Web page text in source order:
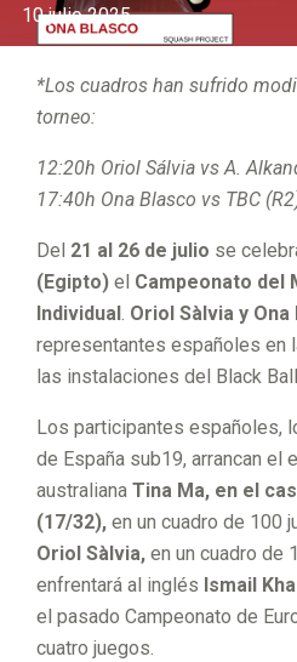
10 julio 2025
*Los cuadros han sufrido
torneo:
12:20h Oriol Sálvia vs A.
17:40h Ona Blasco vs TBC
Del 21 al 26 de julio se
(Egipto) el Campeonato del
Individual . Oriol Sàlvia y Ona
representantes españoles en
las instalaciones del Black
Los participantes españoles,
de España sub19, arrancan el
australiana Tina Ma, en el
(17/32), en un cuadro de 100
Oriol Sàlvia, en un cuadro de
enfrentará al inglés Ismail
el pasado Campeonato de
cuatro juegos.